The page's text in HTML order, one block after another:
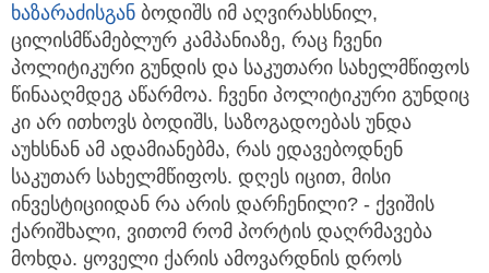
ხაზარაძისგან ბოდიშს იმ აღვირახსნილ,
ცილისმწამებლურ კამპანიაზე, რაც ჩვენი
პოლიტიკური გუნდის და საკუთარი სახელმწიფოს
წინააღმდეგ აწარმოა. ჩვენი პოლიტიკური გუნდიც
კი არ ითხოვს ბოდიშს, საზოგადოებას უნდა
აუხსნან ამ ადამიანებმა, რას ედავებოდნენ
საკუთარ სახელმწიფოს. დღეს იცით, მისი
ინვესტიციიდან რა არის დარჩენილი? - ქვიშის
ქარიშხალი, ვითომ რომ პორტის დაღრმავება
მოხდა. ყოველი ქარის ამოვარდნის დროს